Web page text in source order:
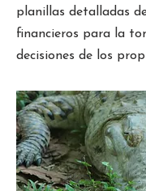
planillas detalladas
financieros para la
decisiones de los